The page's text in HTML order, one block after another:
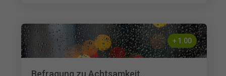
+ 1.00
Befragung zu Achtsamkeit,